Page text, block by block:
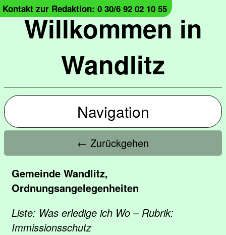
Willkommen in
Wandlitz
Kontakt zur Redaktion: 0 30/6 92 02 10 55
Navigation
← Zurückgehen
Gemeinde Wandlitz,
Ordnungsangelegenheiten
Liste: Was erledige ich Wo – Rubrik:
Immissionsschutz